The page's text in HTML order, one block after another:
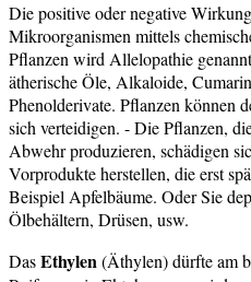
Die positive oder negative
Mikroorganismen mittels
Pflanzen wird Allelopathie
ätherische Öle, Alkaloide,
Phenolderivate. Pflanzen können
sich verteidigen. - Die Pflanzen,
Abwehr produzieren, schädigen
Vorprodukte herstellen, die erst
Beispiel Apfelbäume. Oder Sie
Ölbehältern, Drüsen, usw.
DasEthylen(Äthylen) dürfte am